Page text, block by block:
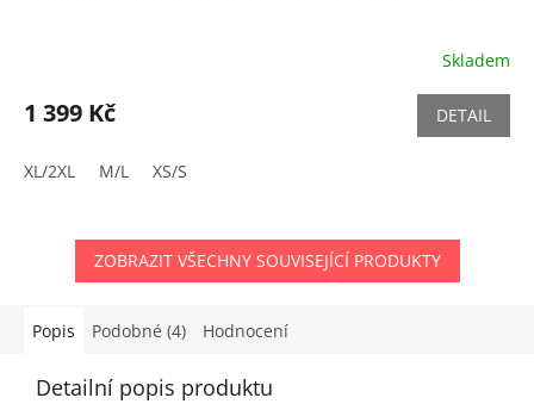
Skladem
1 399 Kč DETAIL
XL/2XL M/L XS/S
ZOBRAZIT VŠECHNY SOUVISEJÍCÍ PRODUKTY
Popis Podobné (4) Hodnocení
Detailní popis produktu